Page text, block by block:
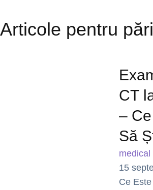
Articole pentru
CT
–
Să
medical
15
Ce